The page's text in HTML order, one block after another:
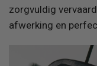
zorgvuldig
afwerking en